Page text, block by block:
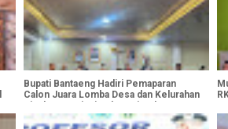
Bupati Bantaeng Hadiri Pemaparan
Calon Juara Lomba Desa dan Kelurahan
Tingkat Provinsi Sulawesi Selatan 2026